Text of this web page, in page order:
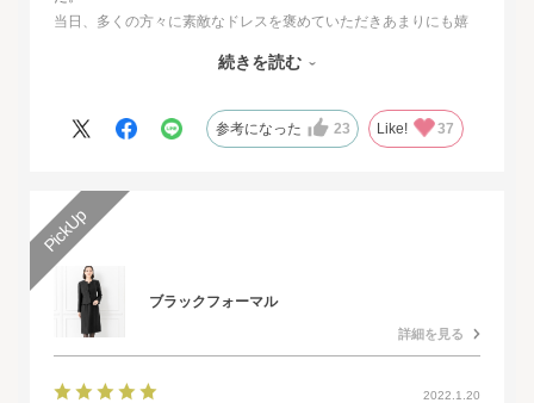
当日、多くの方々に素敵なドレスを褒めていただきあまりにも嬉
その旨をお伝えさせていただきたいと思いました。とても素敵な
人生最高の幸せな日に華を添えていただき、心より感謝申し上げ
続きを読む
参考になった 23 Like! 37
ブラックフォーマル
詳細を見る
2022.1.20